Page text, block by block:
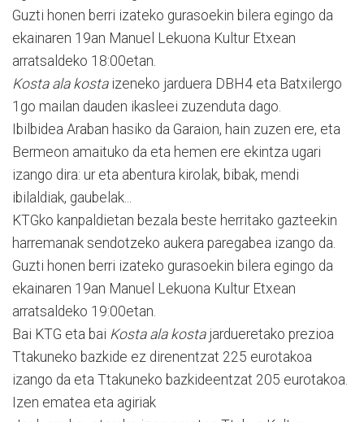
Guzti honen berri izateko gurasoekin bilera egingo da
ekainaren 19an Manuel Lekuona Kultur Etxean
arratsaldeko 18:00etan.
Kosta ala kostaizeneko jarduera DBH4 eta Batxilergo
1go mailan dauden ikasleei zuzenduta dago.
Ibilbidea Araban hasiko da Garaion, hain zuzen ere, eta
Bermeon amaituko da eta hemen ere ekintza ugari
izango dira: ur eta abentura kirolak, bibak, mendi
ibilaldiak, gaubelak...
KTGko kanpaldietan bezala beste herritako gazteekin
harremanak sendotzeko aukera paregabea izango da.
Guzti honen berri izateko gurasoekin bilera egingo da
ekainaren 19an Manuel Lekuona Kultur Etxean
arratsaldeko 19:00etan.
Bai KTG eta bai Kosta ala kostajardueretako prezioa
Ttakuneko bazkide ez direnentzat 225 eurotakoa
izango da eta Ttakuneko bazkideentzat 205 eurotakoa.
Izen ematea eta agiriak